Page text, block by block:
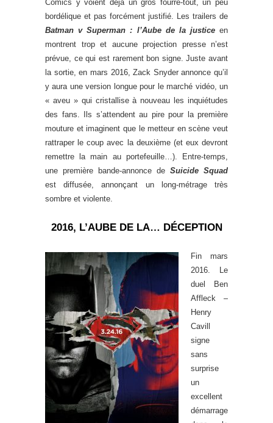
Comics y voient déjà un gros fourre-tout, un peu
bordélique et pas forcément justifié. Les trailers de
Batman v Superman : l’Aube de la justiceen
montrent trop et aucune projection presse n’est
prévue, ce qui est rarement bon signe. Juste avant
la sortie, en mars 2016, Zack Snyder annonce qu’il
y aura une version longue pour le marché vidéo, un
« aveu » qui cristallise à nouveau les inquiétudes
des fans. Ils s’attendent au pire pour la première
mouture et imaginent que le metteur en scène veut
rattraper le coup avec la deuxième (et eux devront
remettre la main au portefeuille…). Entre-temps,
une première bande-annonce de Suicide Squad
est diffusée, annonçant un long-métrage très
sombre et violente.
2016, L’AUBE DE LA… DÉCEPTION
Fin mars
2016. Le
duel Ben
Affleck –
Henry
Cavill
signe
sans
surprise
un
excellent
démarrage